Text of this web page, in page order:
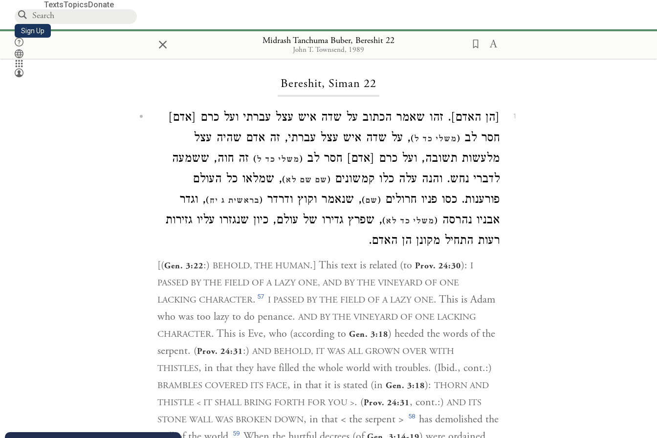
TextsTopicsDonate
Sign Up × Midrash Tanchuma Buber, Bereshit 22
John T. Townsend, 1989
Loading...
Bereshit, Siman 22
1
[הן האדם]. זהו שאמר הכתוב על שדה איש עצל עברתי ועל כרם [אדם]
חסר לב (משלי כד ל), על שדה איש עצל עברתי, זה אדם שהיה עצל
מלעשות תשובה, ועל כרם [אדם] חסר לב (משלי כד ל) זה חוה, ששמעה
לדברי נחש. והנה עלה כלו קמשונים (שם שם לא), שמלאו כל העולם
פורענות. כסו פניו חרולים (שם), שנאמר וקוץ ודרדר (בראשית ג יח), וגדר
אבניו נהרסה (משלי כד לא), שפרץ גדירו של עולם, כיון שנגזרו עליו גזירות
רעות התחיל מקונן הן האדם.
[(Gen. 3:22:) BEHOLD, THE HUMAN.] This text is related (to Prov. 24:30): I
PASSED BY THE FIELD OF A LAZY ONE, AND BY THE VINEYARD OF ONE
LACKING CHARACTER. 57 I PASSED BY THE FIELD OF A LAZY ONE. This is Adam
who was too lazy to do penance.AND BY THE VINEYARD OF ONE LACKING
CHARACTER. This is Eve, who (according to Gen. 3:18) heeded the words of the
serpent. (Prov. 24:31:)AND BEHOLD, IT WAS ALL GROWN OVER WITH
THISTLES, in that they have filled the whole world with troubles. (Ibid., cont.:)
BRAMBLES COVERED ITS FACE, in that it is stated (in Gen. 3:18): THORN AND
THISTLE < IT SHALL BRING FORTH FOR YOU >. (Prov. 24:31, cont.:)AND ITS
STONE WALL WAS BROKEN DOWN, in that < the serpent > 58 has demolished the
59